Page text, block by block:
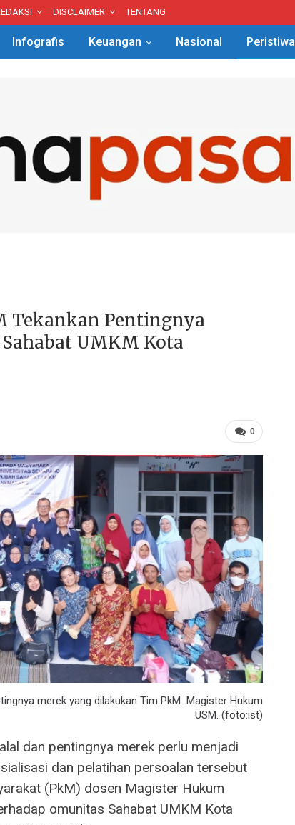
DISCLAIMER TENTANG
Infografis Keuangan Nasional Peristiwa
Tekankan Pentingnya
UMKM Kota
0
merek yang dilakukan Tim PkM Magister Hukum
USM. (foto:ist)
dan pentingnya merek perlu menjadi
dan pelatihan persoalan tersebut
(PkM) dosen Magister Hukum
omunitas Sahabat UMKM Kota